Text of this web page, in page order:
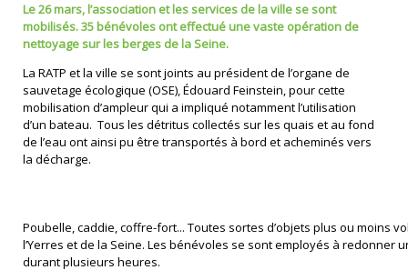
Le 26 mars, l’association et les services de la ville se sont
mobilisés. 35 bénévoles ont effectué une vaste opération de
nettoyage sur les berges de la Seine.
La RATP et la ville se sont joints au président de l’organe de
sauvetage écologique (OSE), Édouard Feinstein, pour cette
mobilisation d’ampleur qui a impliqué notamment l’utilisation
d’un bateau. Tous les détritus collectés sur les quais et au fond
de l’eau ont ainsi pu être transportés à bord et acheminés vers
la décharge.
Poubelle, caddie, coffre-fort... Toutes sortes d’objets plus ou moins
l’Yerres et de la Seine. Les bénévoles se sont employés à redonner
durant plusieurs heures.